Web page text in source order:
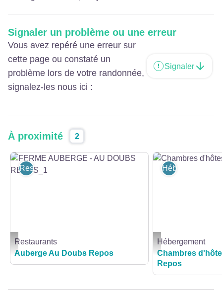
Signaler un problème ou une erreur
Vous avez repéré une erreur sur
cette page ou constaté un
problème lors de votre randonnée,
signalez-les nous ici :
Signaler
À proximité 2
FERME AUBERGE - AU DOUBS REPOS_1 - Office de Tourisme et des
Restaurants
Restaurants
Auberge Au Doubs Repos
Chambres d'hôtes Au
Hébergement
Hébergement
Chambres
Repos